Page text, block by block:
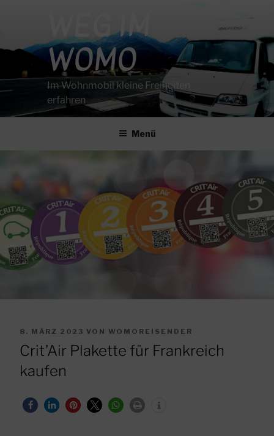
WEG IM
WOMO
Im Wohnmobil kleine Freiheiten
erfahren
Menü
VERÖFFENTLICHT
AM
8. MÄRZ 2023 VON WOMOREISENDER
Crit’Air Plakette für Frankreich
kaufen